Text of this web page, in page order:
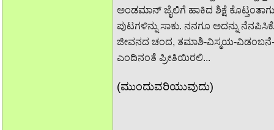
ಅಂಡಮಾನ್ ಜೈಲಿಗೆ ಹಾಕಿದ ಶಿಕ್ಷೆ
ಪುಟಗಳಿನ್ನು ಸಾಕು. ನನಗೂ ಅದನ್ನು
ಜೀವನದ ಚಂದ, ತಮಾಶಿ-ವಿಸ್ಮಯ-ವಿಡಂಬನೆ-
ಎಂದಿನಂತೆ ಪ್ರೀತಿಯಿರಲಿ...
(ಮುಂದುವರಿಯುವುದು)